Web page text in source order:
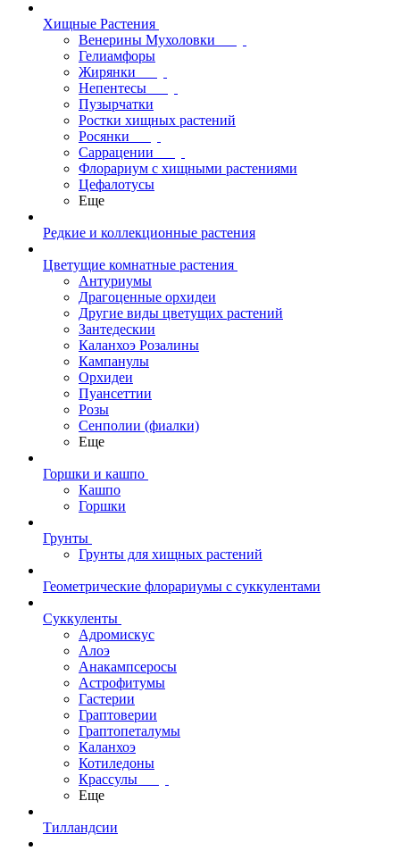
Хищные Растения
Венерины Мухоловки
Гелиамфоры
Жирянки
Непентесы
Пузырчатки
Ростки хищных растений
Росянки
Саррацении
Флорариум с хищными растениями
Цефалотусы
Еще
Редкие и коллекционные растения
Цветущие комнатные растения
Антуриумы
Драгоценные орхидеи
Другие виды цветущих растений
Зантедескии
Каланхоэ Розалины
Кампанулы
Орхидеи
Пуансеттии
Розы
Сенполии (фиалки)
Еще
Горшки и кашпо
Кашпо
Горшки
Грунты
Грунты для хищных растений
Геометрические флорариумы с суккулентами
Суккуленты
Адромискус
Алоэ
Анакампсеросы
Астрофитумы
Гастерии
Граптоверии
Граптопеталумы
Каланхоэ
Котиледоны
Крассулы
Еще
Тилландсии